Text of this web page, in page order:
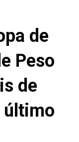
de
Peso
de
último